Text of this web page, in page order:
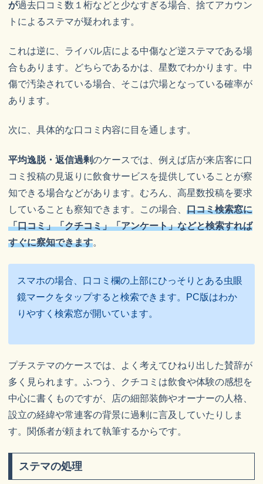
が過去口コミ数１桁などと少なすぎる場合、捨てアカウン
トによるステマが疑われます。
これは逆に、ライバル店による中傷など逆ステマである場
合もあります。どちらであるかは、星数でわかります。中
傷で汚染されている場合、そこは穴場となっている確率が
あります。
次に、具体的な口コミ内容に目を通します。
平均逸脱・返信過剰のケースでは、例えば店が来店客に口
コミ投稿の見返りに飲食サービスを提供していることが察
知できる場合などがあります。むろん、高星数投稿を要求
していることも察知できます。この場合、 口コミ検索窓に
「口コミ」「クチコミ」「アンケート」などと検索すれば
すぐに察知できます。
スマホの場合、口コミ欄の上部にひっそりとある虫眼
鏡マークをタップすると検索できます。PC版はわか
りやすく検索窓が開いています。
プチステマのケースでは、よく考えてひねり出した賛辞が
多く見られます。ふつう、クチコミは飲食や体験の感想を
中心に書くものですが、店の細部装飾やオーナーの人格、
設立の経緯や常連客の背景に過剰に言及していたりしま
す。関係者が頼まれて執筆するからです。
ステマの処理